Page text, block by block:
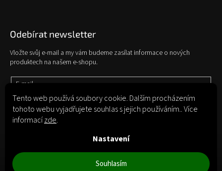
Tento web používá soubory cookie. Dalším procházením
tohoto webu vyjadřujete souhlas s jejich používáním.. Více
informacízde.
Nastavení
Souhlasím
Odebírat newsletter
Vložte svůj e-mail a my vám budeme zasílat informace o nových
produktech na našem e-shopu.
E-mail
Vložením e-mailu souhlasíte spodmínkami ochrany osobních údajů